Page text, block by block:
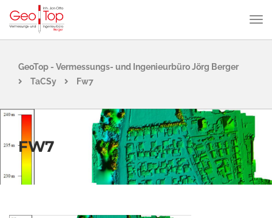
GeoTop - Vermessungs- und Ingenieurbüro Jörg Berger
TaCSy
Fw7
FW7